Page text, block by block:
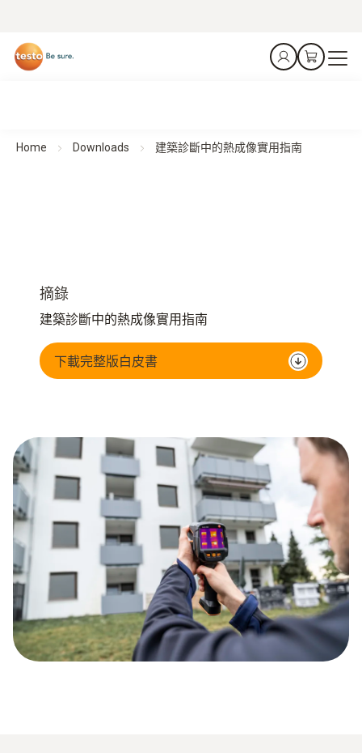
Home Downloads 建築診斷中的熱成像實用指南
摘錄
建築診斷中的熱成像實用指南
下載完整版白皮書